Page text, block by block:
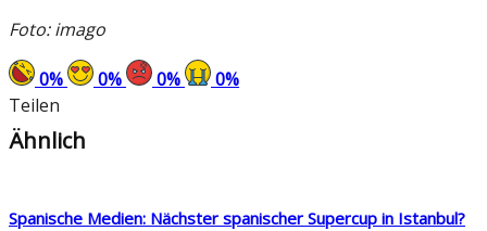
Foto: imago
0% 0% 0% 0%
Teilen
Ähnlich
Spanische Medien: Nächster spanischer Supercup in Istanbul?